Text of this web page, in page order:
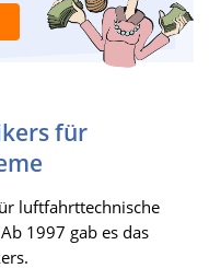
für
luftfahrttechnische
1997 gab es das